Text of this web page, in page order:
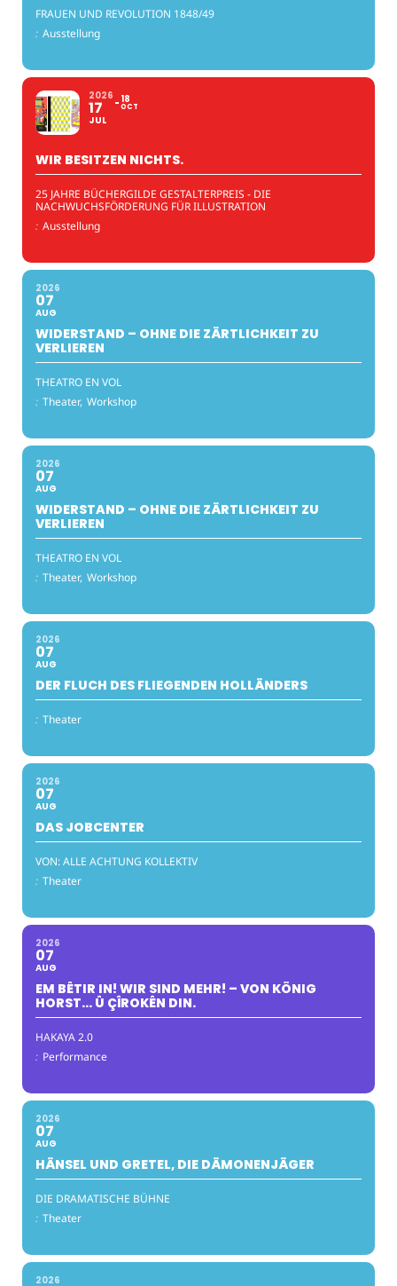
FRAUEN UND REVOLUTION 1848/49
: Ausstellung
2026
17
JUL
18
OCT
WIR BESITZEN NICHTS.
25 JAHRE BÜCHERGILDE GESTALTERPREIS - DIE
NACHWUCHSFÖRDERUNG FÜR ILLUSTRATION
: Ausstellung
2026
07
AUG
WIDERSTAND – OHNE DIE ZÄRTLICHKEIT ZU
VERLIEREN
THEATRO EN VOL
: Theater, Workshop
2026
07
AUG
WIDERSTAND – OHNE DIE ZÄRTLICHKEIT ZU
VERLIEREN
THEATRO EN VOL
: Theater, Workshop
2026
07
AUG
DER FLUCH DES FLIEGENDEN HOLLÄNDERS
: Theater
2026
07
AUG
DAS JOBCENTER
VON: ALLE ACHTUNG KOLLEKTIV
: Theater
2026
07
AUG
EM BÊTIR IN! WIR SIND MEHR! – VON KÖNIG
HORST… Û ÇÎROKÊN DIN.
HAKAYA 2.0
: Performance
2026
07
AUG
HÄNSEL UND GRETEL, DIE DÄMONENJÄGER
DIE DRAMATISCHE BÜHNE
: Theater
2026